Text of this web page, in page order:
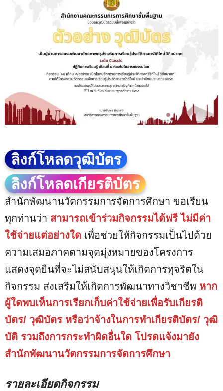
ลิงก์โหลดวุฒิบัตร
ลิงก์โหลดเกียรติบัตร
สำนักพัฒนานวัตกรรมการจัดการศึกษา ขอเรียน
ทุกท่านว่า สามารถเข้าร่วมกิจกรรมได้ฟรี ไม่มีค่า
ใช้จ่ายแต่อย่างใด เพื่อช่วยให้กิจกรรมเป็นไปด้วย
ความเสมอภาคตามจุดมุ่งหมายของโครงการ
แสดงจุดยืนที่จะไม่สนับสนุนให้เกิดการทุจริตใน
กิจกรรม ส่งเสริมให้เกิดการพัฒนาทางวิชาชีพ หาก
ผู้ใดพบเห็นการเรียกเก็บค่าใช้จ่ายเพื่อรับเกียรติ
บัตร/ วุฒิบัตร หรือว่าจ้างในการทำเกียรติบัตร/ วุฒิ
บัติ รวมถึงการกระทำผิดอื่นใด โปรดแจ้งมายัง
สำนักพัฒนานวัตกรรมการจัดการศึกษา
รายละเอียดกิจกรรม